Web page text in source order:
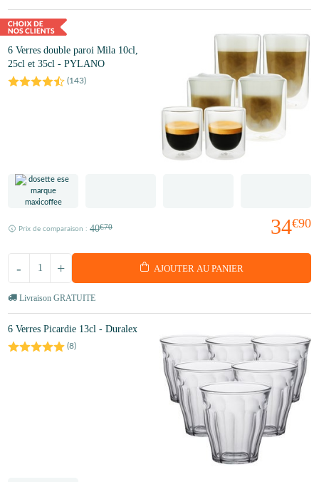
6 Verres double paroi Mila 10cl,
25cl et 35cl - PYLANO
(143)
34€90
Prix de comparaison : 40€70
+
- AJOUTER AU PANIER
Livraison GRATUITE
6 Verres Picardie 13cl - Duralex
(8)